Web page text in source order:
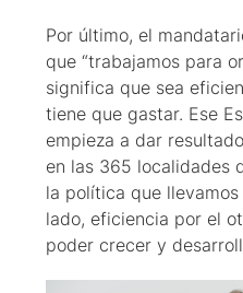
Por último, el
que “trabajamos para
significa que sea
tiene que gastar. Ese
empieza a dar
en las 365 localidades
la política que
lado, eficiencia por el
poder crecer y